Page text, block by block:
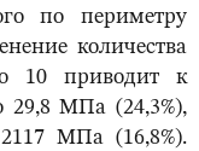
по периметру
количества
10 приводит к
29,8 МПа (24,3%),
МПа (16,8%).